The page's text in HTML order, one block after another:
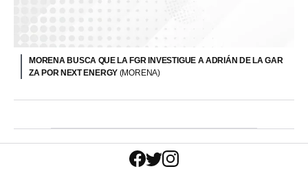
MORENA BUSCA QUE LA FGR INVESTIGUE A ADRIÁN DE LA GAR
ZA POR NEXT ENERGY (MORENA)